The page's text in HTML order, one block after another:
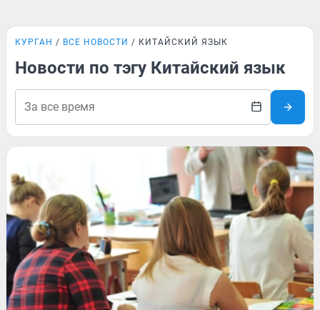
КУРГАН ВСЕ НОВОСТИ КИТАЙСКИЙ ЯЗЫК
Новости по тэгу Китайский язык